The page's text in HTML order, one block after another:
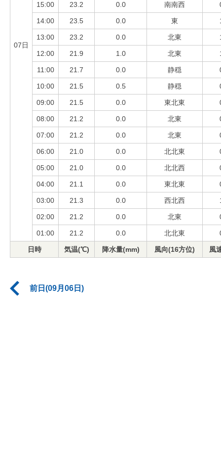
07日
15:00 23.2 0.0 南南西
14:00 23.5 0.0 東
13:00 23.2 0.0 北東
12:00 21.9 1.0 北東
11:00 21.7 0.0 静穏
10:00 21.5 0.5 静穏
09:00 21.5 0.0 東北東
08:00 21.2 0.0 北東
07:00 21.2 0.0 北東
06:00 21.0 0.0 北北東
05:00 21.0 0.0 北北西
04:00 21.1 0.0 東北東
03:00 21.3 0.0 西北西
02:00 21.2 0.0 北東
01:00 21.2 0.0 北北東
日時 気温(℃) 降水量(mm) 風向(16方位) 風
前日(09月06日)